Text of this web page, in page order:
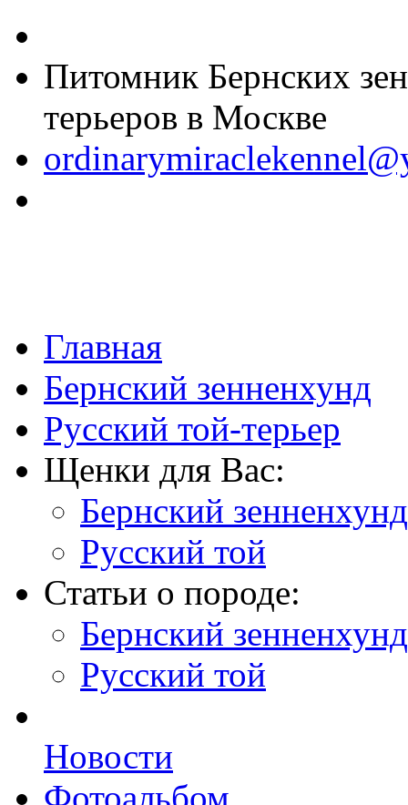
Питомник Бернских
терьеров в Москве
Главная
Бернский зенненхунд
Русский той-терьер
Щенки для Вас:
Бернский зенненхунд
Русский той
Статьи о породе:
Бернский зенненхунд
Русский той
Новости